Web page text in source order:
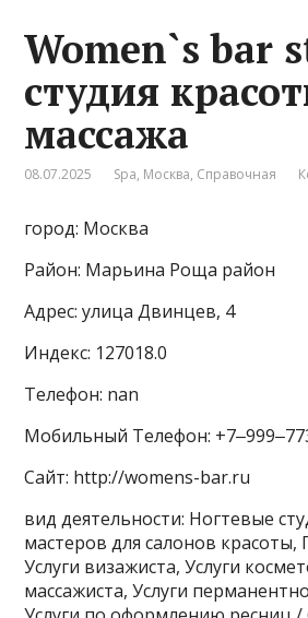
Women`s bar
студия
массажа
08.07.2025 Spa, Москва, Справочная
город: Москва
Район: Марьина Роща район
Адрес: улица Двинцев, 4
Индекс: 127018.0
Телефон: nan
Мобильный Телефон:
Сайт: http://womens-bar.ru
вид деятельности: Ногтевые
мастеров для салонов красоты,
Услуги визажиста, Услуги
массажиста, Услуги